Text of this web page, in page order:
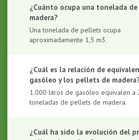
¿Cuánto ocupa una tonelada
madera?
Una tonelada de pellets ocupa
aproximadamente 1,5 m3.
¿Cuál es la relación de
gasóleo y los pellets de
1.000 litros de gasóleo equivalen a
toneladas de pellets de madera.
¿Cuál ha sido la evolución del